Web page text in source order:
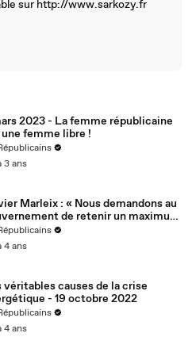
sur http://www.sarkozy.fr
2023 - La femme républicaine
femme libre !
3 ans
: « Nous demandons au
de retenir un maximum
propositions. »
4 ans
véritables causes de la crise
- 19 octobre 2022
4 ans